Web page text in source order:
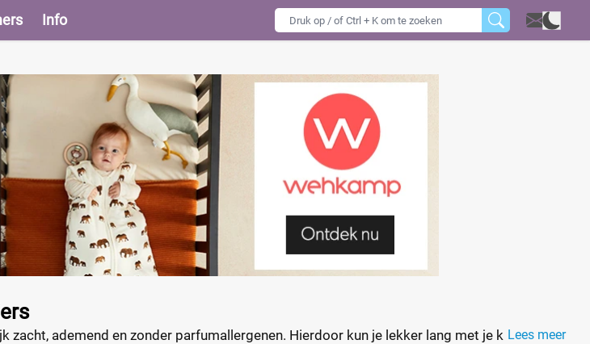
Info
zacht, ademend en zonder parfumallergenen. Hierdoor kun je lekker lang met je kindjeLees meer